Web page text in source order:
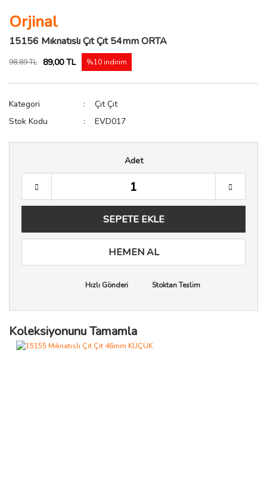
Orjinal
15156 Mıknatıslı Çıt Çıt 54mm ORTA
98,89 TL 89,00 TL %10 indirim
Kategori
Çıt Çıt
Stok Kodu
EVD017
Adet
SEPETE EKLE
HEMEN AL
Hızlı Gönderi Stoktan Teslim
Koleksiyonunu Tamamla